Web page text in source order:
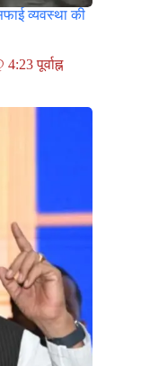
व्यवस्था की
पूर्वाह्न